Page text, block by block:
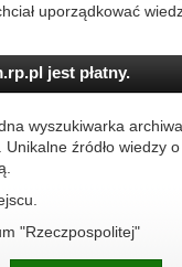
uporządkować
jest płatny.
wyszukiwarka
źródło wiedzy
"Rzeczpospolitej"